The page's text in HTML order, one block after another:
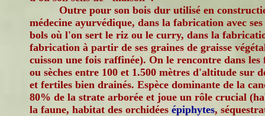
Outre pour son bois dur utilisé en
médecine ayurvédique, dans la fabrication avec
bols où l'on sert le riz ou le curry, dans la
fabrication à partir de ses graines de graisse
cuisson une fois raffinée). On le rencontre dans les
ou sèches entre 100 et 1.500 mètres d'altitude sur
et fertiles bien drainés. Espèce dominante de la
80% de la strate arborée et joue un rôle crucial
la faune, habitat des orchidées épiphytes,